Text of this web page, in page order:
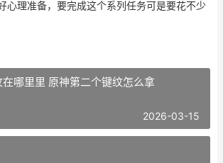
心理准备，要完成这个系列任务可是要花不少
哪里里 原神第二个键纹怎么拿
2026-03-15